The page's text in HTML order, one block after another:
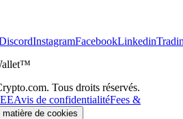
InstagramFacebookLinkedin
Tous droits réservés.
Avis de confidentialitéFees &
matière de cookies